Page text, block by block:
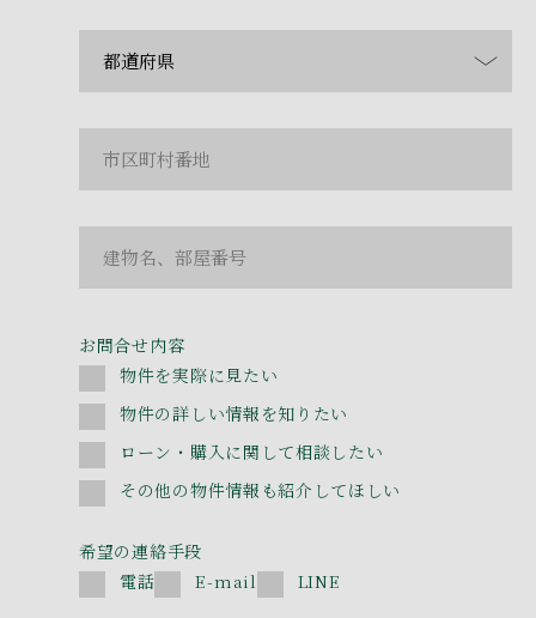
お問合せ内容
物件を実際に見たい
物件の詳しい情報を知りたい
ローン・購入に関して相談したい
その他の物件情報も紹介してほしい
希望の連絡手段
電話
E-mail LINE